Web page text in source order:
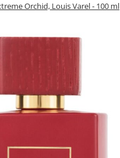
Orchid, Louis Varel - 100 ml